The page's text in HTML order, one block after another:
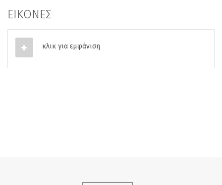
ΕΙΚΟΝΕΣ
κλικ για εμφάνιση